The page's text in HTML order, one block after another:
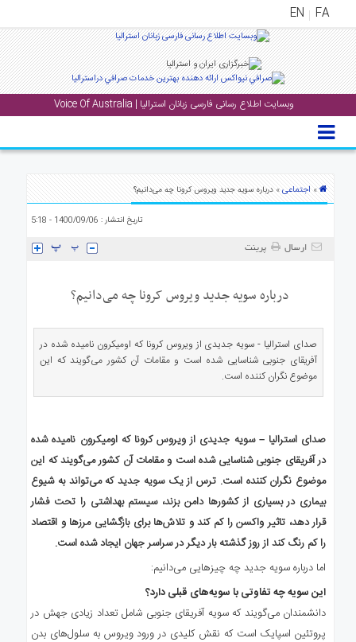
FA
EN
وبسایت اطلاع رسانی فارسی زبانان استرالیا | Voice Of Australia
منوی
اصلی
ارتباط
» اجتماعی» درباره سویه جدید ویروس کرونا چه می‌دانیم؟
تاریخ انتشار : 1400/09/06 - 5:18
ارسال پرینت
درباره سویه جدید ویروس کرونا چه می‌دانیم؟
صدای استرالیا - سویه جدیدی از ویروس کرونا که اومیکرون نامیده شده در
آفریقای جنوبی شناسایی شده است و مقامات آن کشور می‌گویند که این
موضوع نگران کننده است.
صدای استرالیا – سویه جدیدی از ویروس کرونا که اومیکرون نامیده شده
در آفریقای جنوبی شناسایی شده است و مقامات آن کشور می‌گویند که این
موضوع نگران کننده است. ترس از یک سویه جدید که می‌تواند به شیوع
بیماری در بسیاری از کشورها دامن بزند، سیستم بهداشتی را تحت فشار
قرار دهد، تاثیر واکسن را کم کند و تلاش‌ها برای بازگشایی مرزها و اقتصاد
را کم رنگ کند از روز گذشته بار دیگر در سراسر جهان ایجاد شده است.
اما درباره سویه جدید چه چیزهایی می‌دانیم:
این سویه چه تفاوتی با سویه‌های قبلی دارد؟
دانشمندان می‌گویند که سویه آفریقای جنوبی شامل تعداد زیادی جهش در
پروتئین اسپایک است که نقش کلیدی در ورود ویروس به سلول‌های بدن